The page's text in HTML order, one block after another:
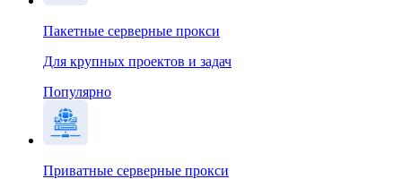
Пакетные серверные прокси
Для крупных проектов и задач
Популярно
Приватные серверные прокси